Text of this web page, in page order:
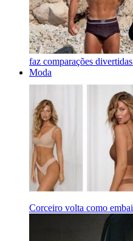
faz comparações
Moda
Corceiro volta como